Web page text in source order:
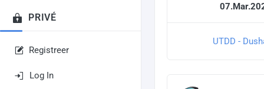
PRIVÉ
Registreer
Log In
UTDD -